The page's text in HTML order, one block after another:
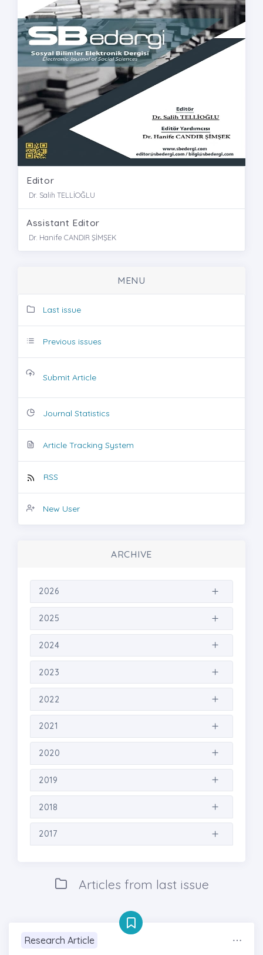
Editor
Dr. Salih TELLİOĞLU
Assistant Editor
Dr. Hanife CANDIR ŞİMŞEK
MENU
Last issue
Previous issues
Submit Article
Journal Statistics
Article Tracking System
RSS
New User
ARCHIVE
2026
2025
2024
2023
2022
2021
2020
2019
2018
2017
Articles from last issue
Research Article